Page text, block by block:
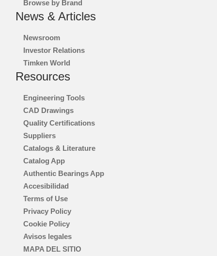
Browse by Brand
News & Articles
Newsroom
Investor Relations
Timken World
Resources
Engineering Tools
CAD Drawings
Quality Certifications
Suppliers
Catalogs & Literature
Catalog App
Authentic Bearings App
Accesibilidad
Terms of Use
Privacy Policy
Cookie Policy
Avisos legales
MAPA DEL SITIO